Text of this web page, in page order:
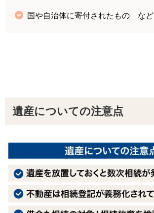
国や自治体に寄付されたもの など
遺産についての注意点